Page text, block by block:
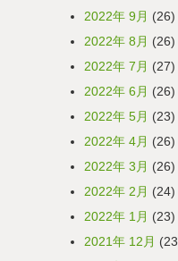
2022年 9月 (26)
2022年 8月 (26)
2022年 7月 (27)
2022年 6月 (26)
2022年 5月 (23)
2022年 4月 (26)
2022年 3月 (26)
2022年 2月 (24)
2022年 1月 (23)
2021年 12月